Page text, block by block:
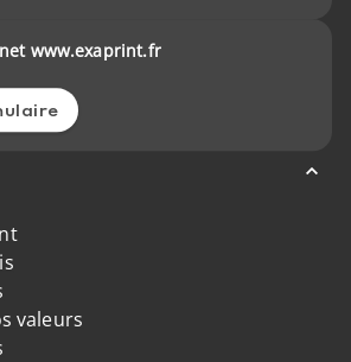
www.exaprint.fr
valeurs